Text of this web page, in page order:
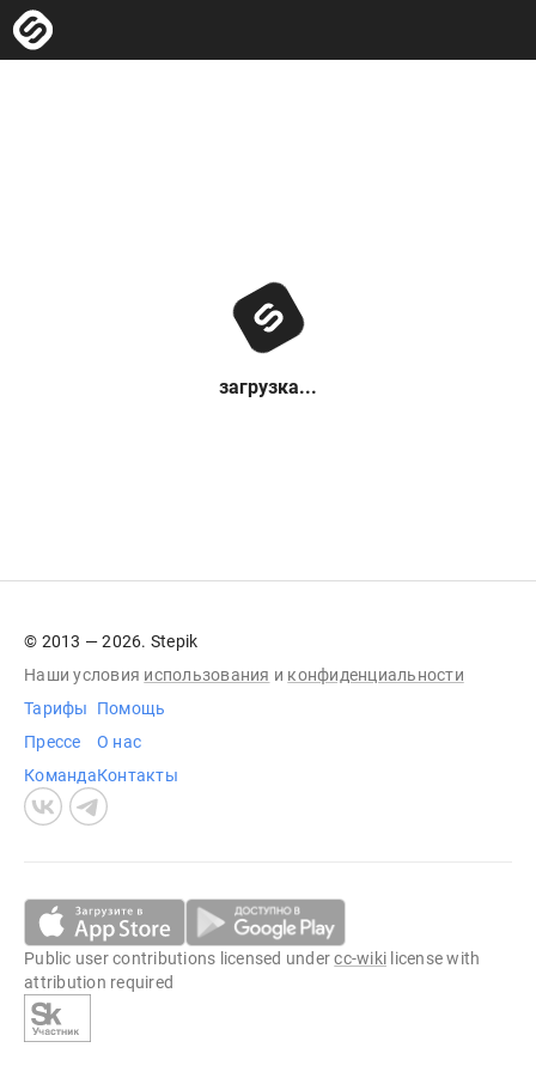
загрузка...
© 2013 — 2026. Stepik
Наши условия использования и конфиденциальности
Тарифы
Прессе
Команда
Помощь
О нас
Контакты
Public user contributions licensed undercc-wiki license with
attribution required